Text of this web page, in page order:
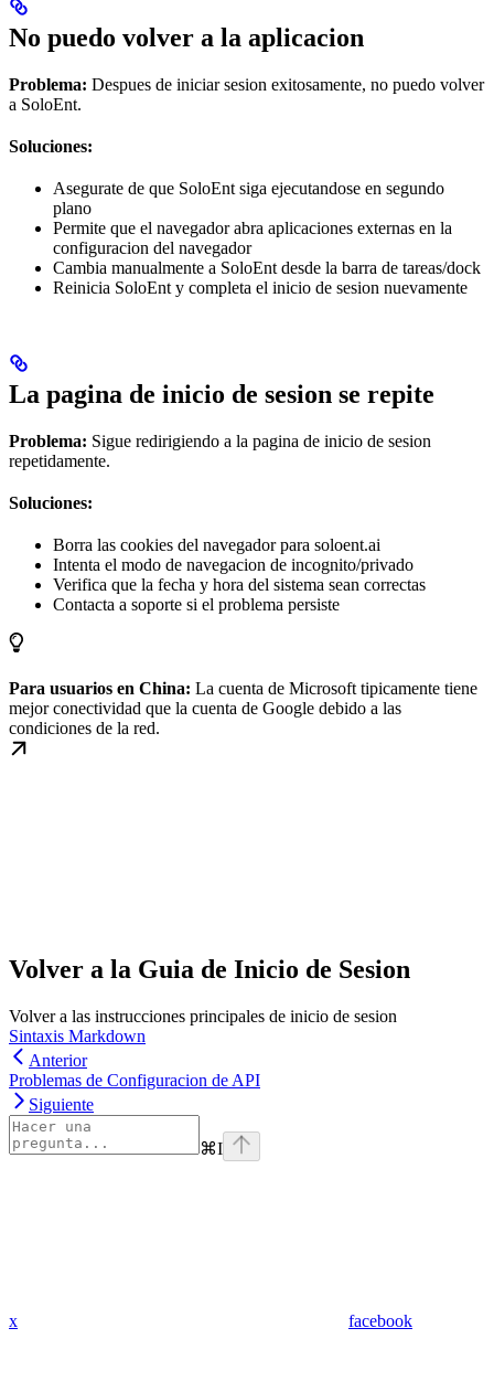
No puedo volver a la aplicacion
Problema: Despues de iniciar sesion exitosamente, no puedo volver
a SoloEnt.
Soluciones:
Asegurate de que SoloEnt siga ejecutandose en segundo
plano
Permite que el navegador abra aplicaciones externas en la
configuracion del navegador
Cambia manualmente a SoloEnt desde la barra de tareas/dock
Reinicia SoloEnt y completa el inicio de sesion nuevamente
La pagina de inicio de sesion se repite
Problema: Sigue redirigiendo a la pagina de inicio de sesion
repetidamente.
Soluciones:
Borra las cookies del navegador para soloent.ai
Intenta el modo de navegacion de incognito/privado
Verifica que la fecha y hora del sistema sean correctas
Contacta a soporte si el problema persiste
Para usuarios en China: La cuenta de Microsoft tipicamente tiene
mejor conectividad que la cuenta de Google debido a las
condiciones de la red.
Volver a la Guia de Inicio de Sesion
Volver a las instrucciones principales de inicio de sesion
Sintaxis Markdown
Anterior
Problemas de Configuracion de API
Siguiente
⌘I
x facebook